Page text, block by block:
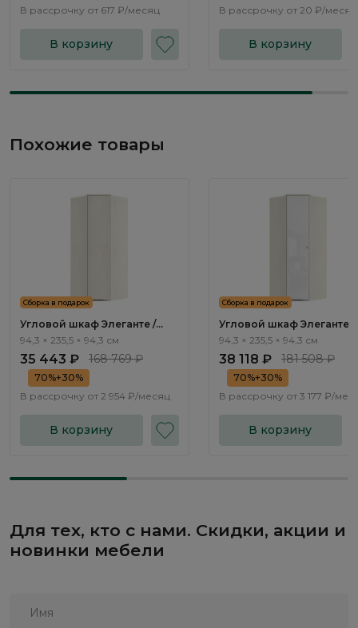
В рассрочку от 617 ₽/месяц
В корзину
В рассрочку от 20 ₽/месяц
В корзину
Похожие товары
Сборка в подарок
Угловой шкаф Элеганте /
Elegante LE5482.1
94,3 × 235,5 × 94,3 см
35 443 ₽ 168 769 ₽
70%+30%
В рассрочку от 2 954 ₽/месяц
В корзину
Сборка в подарок
Угловой шкаф Элеганте /
Elegante LE5482.2
94,3 × 235,5 × 94,3 см
38 118 ₽ 181 508 ₽
70%+30%
В рассрочку от 3 177 ₽/
В корзину
Для тех, кто с нами. Скидки, акции и
новинки мебели